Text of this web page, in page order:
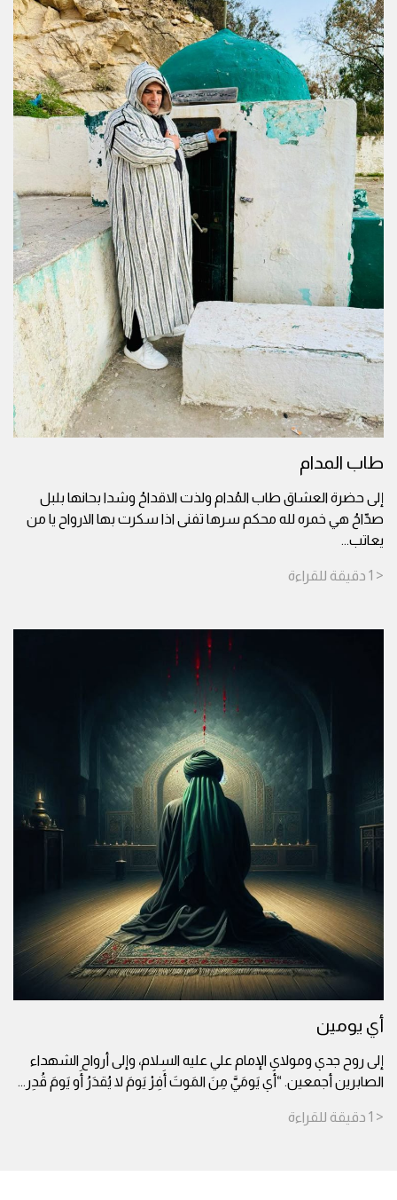
طاب المدام
إلى حضرة العشاق طاب المُدام ولذت الاقداحُ وشدا بحانها بلبل
صدّاحُ هي خمره لله محكم سرها تفنى اذا سكرت بها الارواح يا من
يعاتب...
< 1 دقيقة للقراءة
أي يومين
إلى روح جدي ومولاي الإمام علي عليه السلام، وإلى أرواح الشهداء
الصابرين أجمعين. “أَي يَومَيَّ مِنَ المَوتَ أَفِرْ يَومَ لا يُقدَرُ أَو يَومَ قُدِر ...
< 1 دقيقة للقراءة